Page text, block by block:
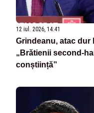
12 iul. 2026, 14:41
Grindeanu, atac dur
„Brătienii second-
conștiință”